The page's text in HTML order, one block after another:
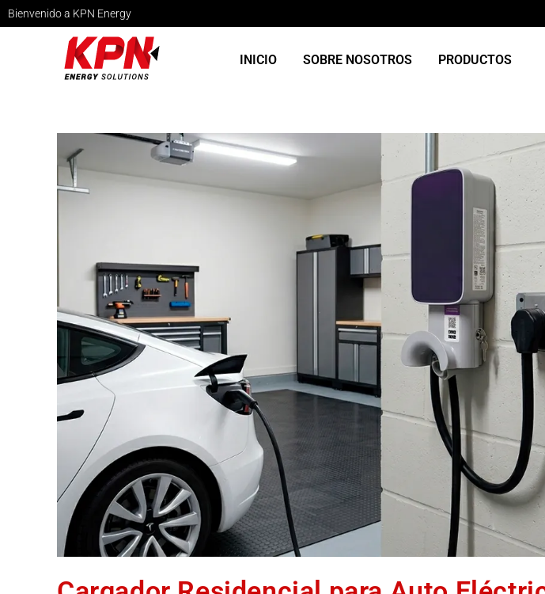
Bienvenido a KPN Energy
INICIO SOBRE NOSOTROS PRODUCTOS